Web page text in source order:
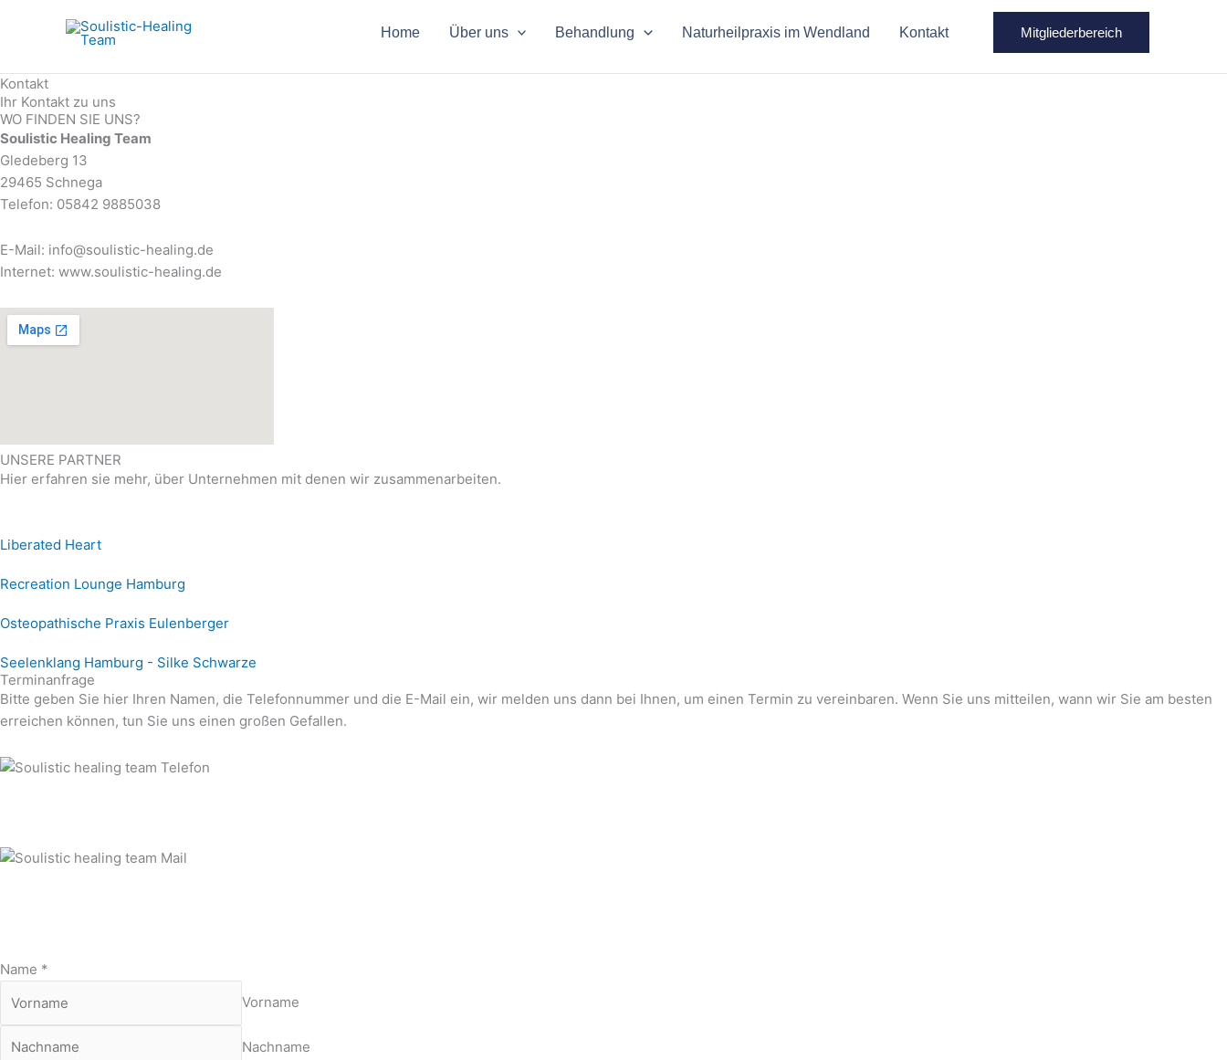
Home Über uns Behandlung Naturheilpraxis im Wendland Kontakt Mitgliederbereich
Kontakt
Ihr Kontakt zu uns
WO FINDEN SIE UNS?
Soulistic Healing Team
Gledeberg 13
29465 Schnega
Telefon: 05842 9885038
E-Mail: info@soulistic-healing.de
Internet: www.soulistic-healing.de
UNSERE PARTNER
Hier erfahren sie mehr, über Unternehmen mit denen wir zusammenarbeiten.
Liberated Heart
Recreation Lounge Hamburg
Osteopathische Praxis Eulenberger
Seelenklang Hamburg - Silke Schwarze
Terminanfrage
Bitte geben Sie hier Ihren Namen, die Telefonnummer und die E-Mail ein, wir melden uns dann bei Ihnen, um einen Termin zu vereinbaren. Wenn Sie uns mitteilen, wann wir Sie am besten
erreichen können, tun Sie uns einen großen Gefallen.
Name *
Vorname
Nachname